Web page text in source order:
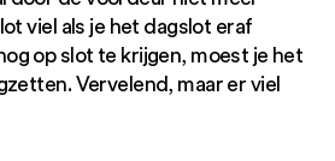
viel als je het dagslot eraf
op slot te krijgen, moest je het
Vervelend, maar er viel